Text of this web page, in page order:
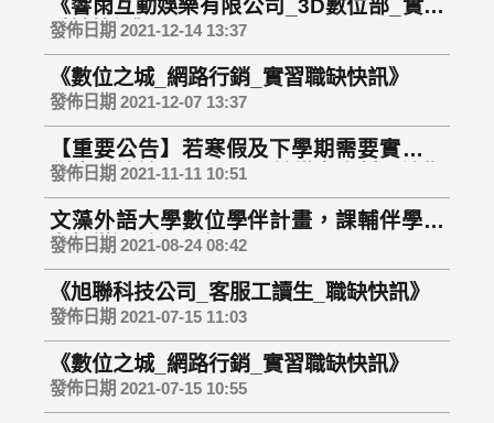
《響雨互動娛樂有限公司_3D數位部_實習
職缺快訊》
發佈日期 2021-12-14 13:37
《數位之城_網路行銷_實習職缺快訊》
發佈日期 2021-12-07 13:37
【重要公告】若寒假及下學期需要實習的
學生，請於12/15(三)以前繳交資料，逾期
不受理
發佈日期 2021-11-11 10:51
文藻外語大學數位學伴計畫，課輔伴學小
老師徵選活動開跑囉!!
發佈日期 2021-08-24 08:42
《旭聯科技公司_客服工讀生_職缺快訊》
發佈日期 2021-07-15 11:03
《數位之城_網路行銷_實習職缺快訊》
發佈日期 2021-07-15 10:55